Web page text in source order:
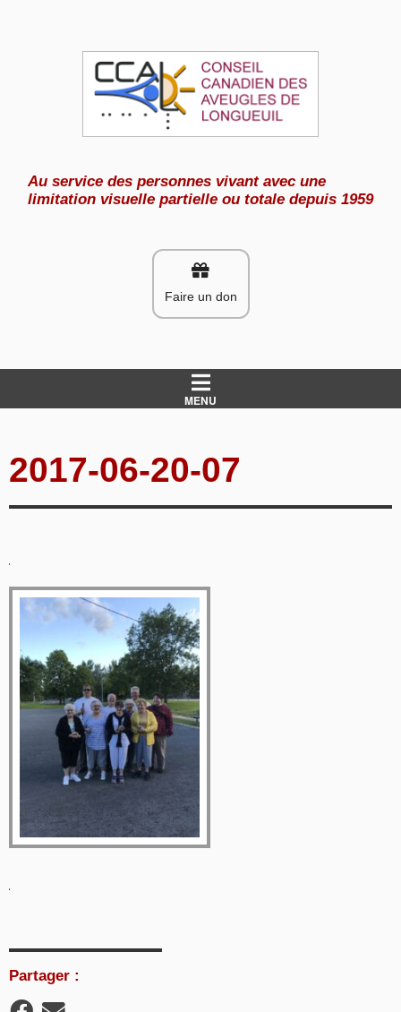
Au service des personnes vivant avec une
limitation visuelle partielle ou totale depuis 1959
Faire un don
MENU
2017-06-20-07
Partager :